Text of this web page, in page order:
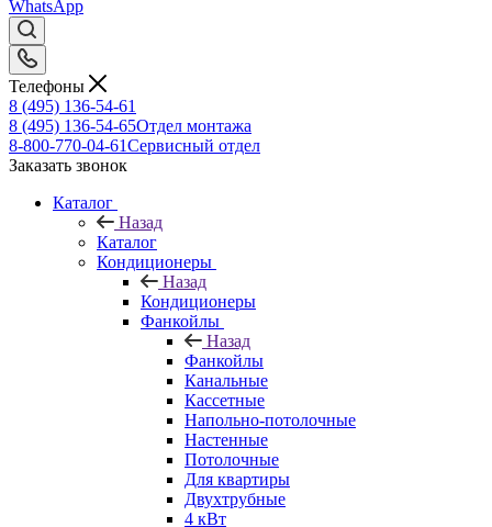
WhatsApp
Телефоны
8 (495) 136-54-61
8 (495) 136-54-65Отдел монтажа
8-800-770-04-61Сервисный отдел
Заказать звонок
Каталог
Назад
Каталог
Кондиционеры
Назад
Кондиционеры
Фанкойлы
Назад
Фанкойлы
Канальные
Кассетные
Напольно-потолочные
Настенные
Потолочные
Для квартиры
Двухтрубные
4 кВт